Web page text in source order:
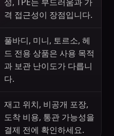
격 접근성이 장점입니다.
풀바디, 미니, 토르소, 헤
드 전용 상품은 사용 목적
과 보관 난이도가 다릅니
다.
재고 위치, 비공개 포장,
도착 비용, 통관 가능성을
결제 전에 확인하세요.